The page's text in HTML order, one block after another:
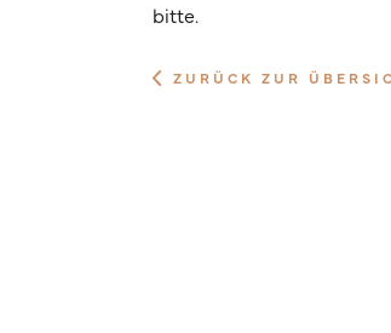
bitte.
ZURÜCK ZUR